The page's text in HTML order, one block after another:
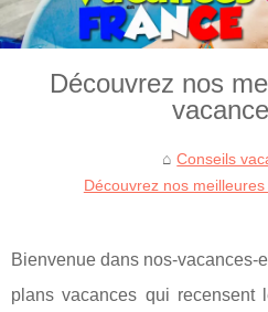
Découvrez nos
Conseils
Découvrez nos
Bienvenue dans nos-vacances-
plans vacances qui recensent